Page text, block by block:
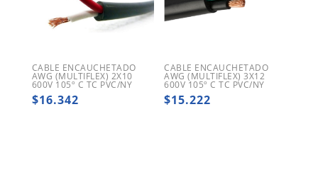
CABLE ENCAUCHETADO
AWG (MULTIFLEX) 2X10
600V 105º C TC PVC/NY
$16.342
CABLE ENCAUCHETADO
AWG (MULTIFLEX) 3X12
600V 105º C TC PVC/NY
$15.222